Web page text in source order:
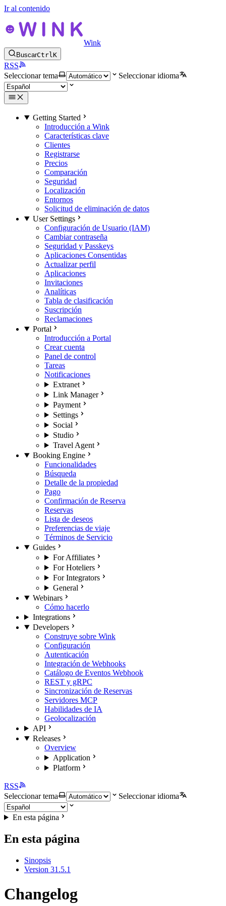
Ir al contenido
Wink
BuscarCtrlK
RSS
Seleccionar tema
Seleccionar idioma
Getting Started
Introducción a Wink
Características clave
Clientes
Registrarse
Precios
Comparación
Seguridad
Localización
Entornos
Solicitud de eliminación de datos
User Settings
Configuración de Usuario (IAM)
Cambiar contraseña
Seguridad y Passkeys
Aplicaciones Consentidas
Actualizar perfil
Aplicaciones
Invitaciones
Analíticas
Tabla de clasificación
Suscripción
Reclamaciones
Portal
Introducción a Portal
Crear cuenta
Panel de control
Tareas
Notificaciones
Extranet
Link Manager
Payment
Settings
Social
Studio
Travel Agent
Booking Engine
Funcionalidades
Búsqueda
Detalle de la propiedad
Pago
Confirmación de Reserva
Reservas
Lista de deseos
Preferencias de viaje
Términos de Servicio
Guides
For Affiliates
For Hoteliers
For Integrators
General
Webinars
Cómo hacerlo
Integrations
Developers
Construye sobre Wink
Configuración
Autenticación
Integración de Webhooks
Catálogo de Eventos Webhook
REST y gRPC
Sincronización de Reservas
Servidores MCP
Habilidades de IA
Geolocalización
API
Releases
Overview
Application
Platform
RSS
Seleccionar tema
Seleccionar idioma
En esta página
En esta página
Sinopsis
Version 31.5.1
Changelog